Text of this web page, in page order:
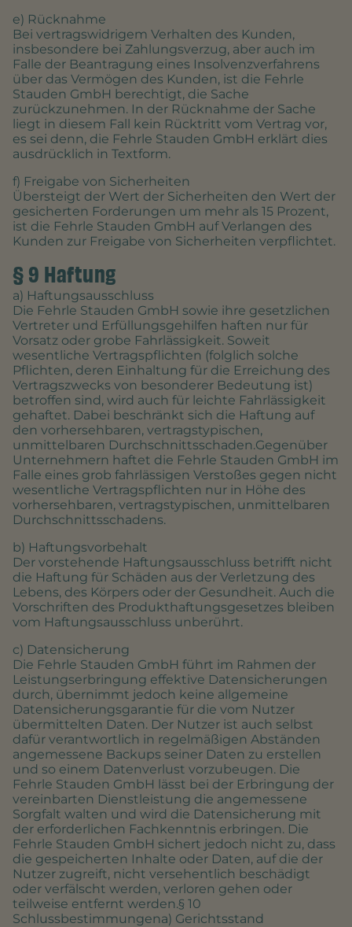
e) Rücknahme
Bei vertragswidrigem Verhalten des Kunden,
insbesondere bei Zahlungsverzug, aber auch im
Falle der Beantragung eines Insolvenzverfahrens
über das Vermögen des Kunden, ist die Fehrle
Stauden GmbH berechtigt, die Sache
zurückzunehmen. In der Rücknahme der Sache
liegt in diesem Fall kein Rücktritt vom Vertrag vor,
es sei denn, die Fehrle Stauden GmbH erklärt dies
ausdrücklich in Textform.
f) Freigabe von Sicherheiten
Übersteigt der Wert der Sicherheiten den Wert der
gesicherten Forderungen um mehr als 15 Prozent,
ist die Fehrle Stauden GmbH auf Verlangen des
Kunden zur Freigabe von Sicherheiten verpflichtet.
§ 9 Haftung
a) Haftungsausschluss
Die Fehrle Stauden GmbH sowie ihre gesetzlichen
Vertreter und Erfüllungsgehilfen haften nur für
Vorsatz oder grobe Fahrlässigkeit. Soweit
wesentliche Vertragspflichten (folglich solche
Pflichten, deren Einhaltung für die Erreichung des
Vertragszwecks von besonderer Bedeutung ist)
betroffen sind, wird auch für leichte Fahrlässigkeit
gehaftet. Dabei beschränkt sich die Haftung auf
den vorhersehbaren, vertragstypischen,
unmittelbaren Durchschnittsschaden.Gegenüber
Unternehmern haftet die Fehrle Stauden GmbH im
Falle eines grob fahrlässigen Verstoßes gegen nicht
wesentliche Vertragspflichten nur in Höhe des
vorhersehbaren, vertragstypischen, unmittelbaren
Durchschnittsschadens.
b) Haftungsvorbehalt
Der vorstehende Haftungsausschluss betrifft nicht
die Haftung für Schäden aus der Verletzung des
Lebens, des Körpers oder der Gesundheit. Auch die
Vorschriften des Produkthaftungsgesetzes bleiben
vom Haftungsausschluss unberührt.
c) Datensicherung
Die Fehrle Stauden GmbH führt im Rahmen der
Leistungserbringung effektive Datensicherungen
durch, übernimmt jedoch keine allgemeine
Datensicherungsgarantie für die vom Nutzer
übermittelten Daten. Der Nutzer ist auch selbst
dafür verantwortlich in regelmäßigen Abständen
angemessene Backups seiner Daten zu erstellen
und so einem Datenverlust vorzubeugen. Die
Fehrle Stauden GmbH lässt bei der Erbringung der
vereinbarten Dienstleistung die angemessene
Sorgfalt walten und wird die Datensicherung mit
der erforderlichen Fachkenntnis erbringen. Die
Fehrle Stauden GmbH sichert jedoch nicht zu, dass
die gespeicherten Inhalte oder Daten, auf die der
Nutzer zugreift, nicht versehentlich beschädigt
oder verfälscht werden, verloren gehen oder
teilweise entfernt werden.§ 10
Schlussbestimmungena) Gerichtsstand